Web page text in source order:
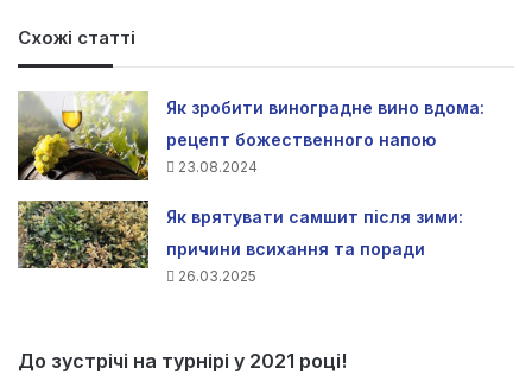
Схожі статті
Як зробити виноградне вино вдома:
рецепт божественного напою
23.08.2024
Як врятувати самшит після зими:
причини всихання та поради
26.03.2025
До зустрічі на турнірі у 2021 році!